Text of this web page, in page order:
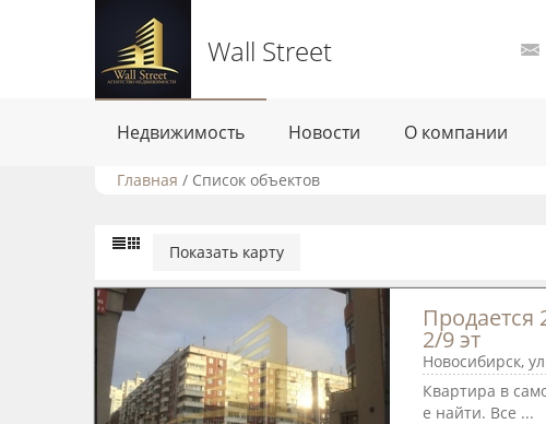
Wall Street
Недвижимость Новости О компании
Главная / Список объектов
Показать карту
Продается
2/9 эт
Новосибирск,
Квартира в
е найти. Все ...